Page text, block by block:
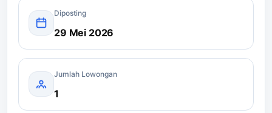
Diposting
29 Mei 2026
Jumlah Lowongan
1